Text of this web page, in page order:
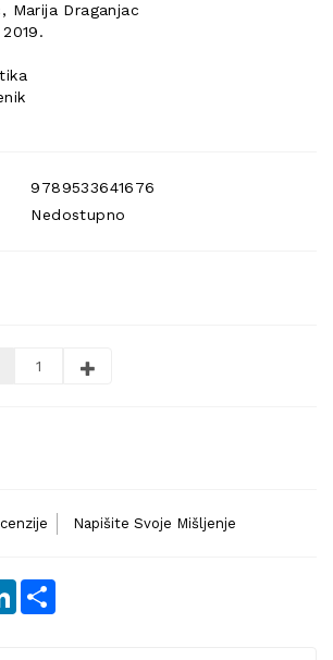
Marija Draganjac
9789533641676
Nedostupno
Napišite Svoje Mišljenje
LinkedIn